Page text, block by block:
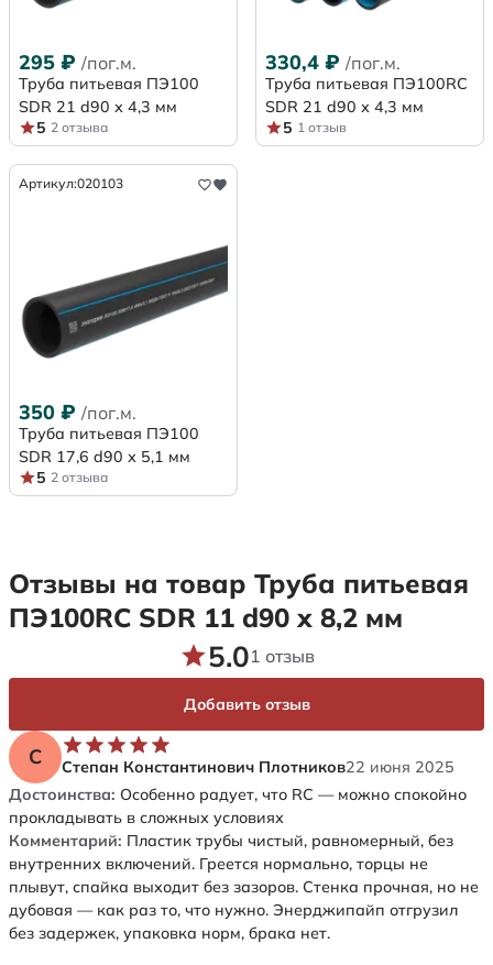
295 ₽ /пог.м.
Труба питьевая ПЭ100
SDR 21 d90 х 4,3 мм
5 2 отзыва
330,4 ₽ /пог.м.
Труба питьевая ПЭ100RC
SDR 21 d90 х 4,3 мм
5 1 отзыв
Артикул:020103
350 ₽ /пог.м.
Труба питьевая ПЭ100
SDR 17,6 d90 х 5,1 мм
5 2 отзыва
Отзывы на товар Труба питьевая
ПЭ100RC SDR 11 d90 х 8,2 мм
С Степан Константинович Плотников22 июня 2025
Достоинства: Особенно радует, что RC — можно спокойно
прокладывать в сложных условиях
Комментарий: Пластик трубы чистый, равномерный, без
внутренних включений. Греется нормально, торцы не
плывут, спайка выходит без зазоров. Стенка прочная, но не
дубовая — как раз то, что нужно. Энерджипайп отгрузил
без задержек, упаковка норм, брака нет.
5.01 отзыв
Добавить отзыв